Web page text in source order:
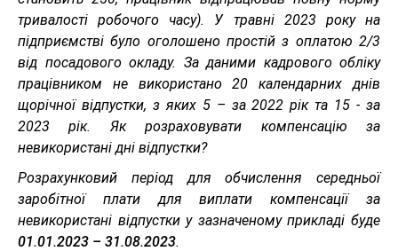
тривалості робочого часу). У травні 2023 року на
підприємстві було оголошено простій з оплатою 2/3
від посадового окладу. За даними кадрового обліку
працівником не використано 20 календарних днів
щорічної відпустки, з яких 5 – за 2022 рік та 15 - за
2023 рік. Як розраховувати компенсацію за
невикористані дні відпустки?
Розрахунковий період для обчислення середньої
заробітної плати для виплати компенсації за
невикористані відпустки у зазначеному прикладі буде
01.01.2023 – 31.08.2023.